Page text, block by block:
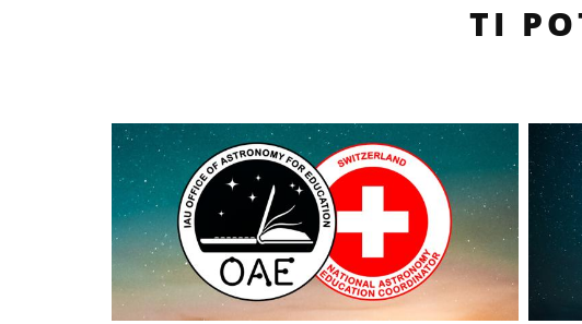
TI